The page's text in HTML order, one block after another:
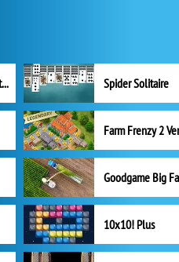
Game of Thrones Winter is Coming Spider Solitaire
Goodgame Big
10x10! Plus